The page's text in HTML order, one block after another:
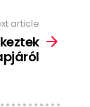
article